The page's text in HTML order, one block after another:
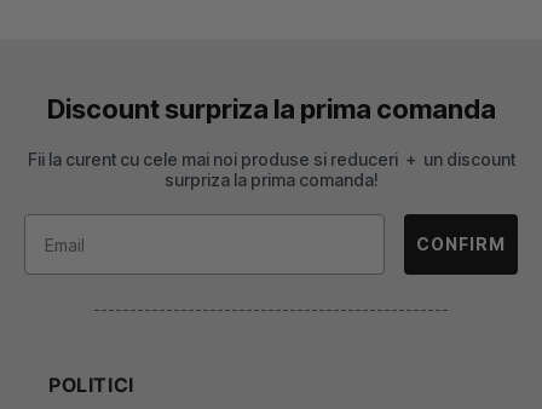
Discount surpriza la prima comanda
Fii la curent cu cele mai noi produse si reduceri + un discount
surpriza la prima comanda!
CONFIRM
-------------------------------------------------
POLITICI